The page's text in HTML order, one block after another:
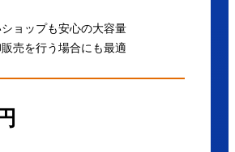
ョップも安心の大容量
売を行う場合にも最適
円